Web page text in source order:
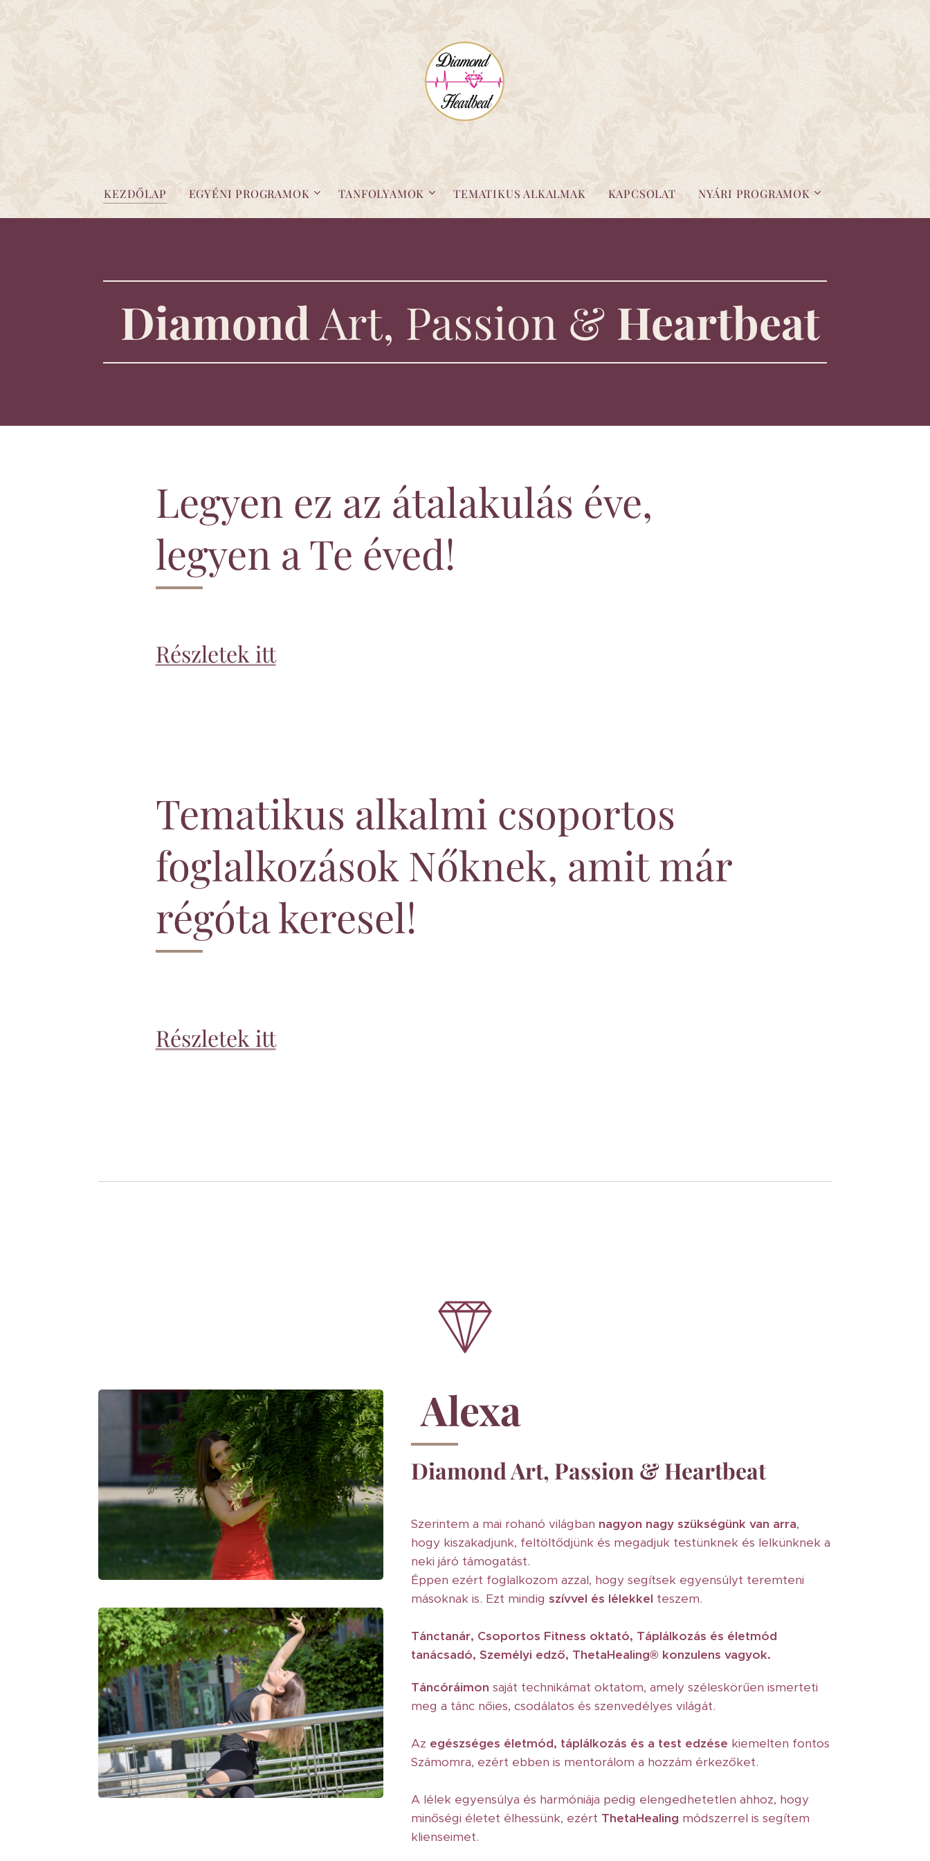
KEZDŐLAP EGYÉNI PROGRAMOK TANFOLYAMOK TEMATIKUS ALKALMAK KAPCSOLAT NYÁRI PROGRAMOK
DiamondArt, Passion & Heartbeat
Legyen ez az átalakulás éve,
legyen a Te éved!
Részletek itt
Tematikus alkalmi csoportos
foglalkozások Nőknek, amit már
régóta keresel!
Részletek itt
Alexa
Diamond Art, Passion & Heartbeat
Szerintem a mai rohanó világban nagyon nagy szükségünk van arra,
hogy kiszakadjunk, feltöltődjünk és megadjuk testünknek és lelkünknek a
neki járó támogatást.
Éppen ezért foglalkozom azzal, hogy segítsek egyensúlyt teremteni
másoknak is. Ezt mindigszívvel és lélekkel teszem.
Tánctanár, Csoportos Fitness oktató, Táplálkozás és életmód
tanácsadó, Személyi edző, ThetaHealing® konzulens vagyok.
Táncóráimon saját technikámat oktatom, amely széleskörűen ismerteti
meg a tánc nőies, csodálatos és szenvedélyes világát.
Az egészséges életmód, táplálkozás és a test edzése kiemelten fontos
Számomra, ezért ebben is mentorálom a hozzám érkezőket.
A lélek egyensúlya és harmóniája pedig elengedhetetlen ahhoz, hogy
minőségi életet élhessünk, ezért ThetaHealing módszerrel is segítem
klienseimet.